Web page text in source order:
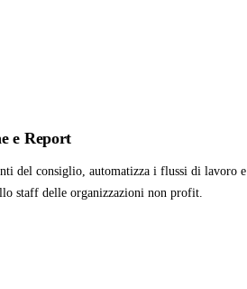
e Report
del consiglio, automatizza i flussi di lavoro e
staff delle organizzazioni non profit.